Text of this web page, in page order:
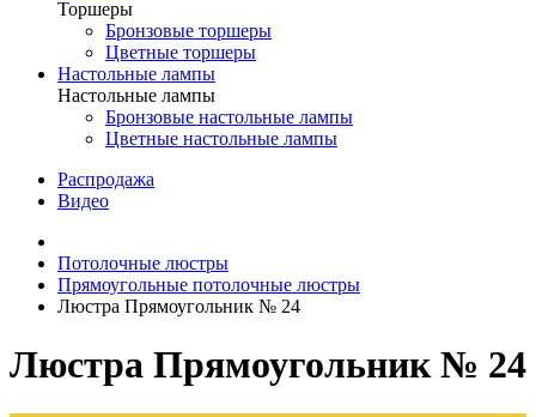
Торшеры
Бронзовые торшеры
Цветные торшеры
Настольные лампы
Настольные лампы
Бронзовые настольные лампы
Цветные настольные лампы
Распродажа
Видео
Потолочные люстры
Прямоугольные потолочные люстры
Люстра Прямоугольник № 24
Люстра Прямоугольник № 24